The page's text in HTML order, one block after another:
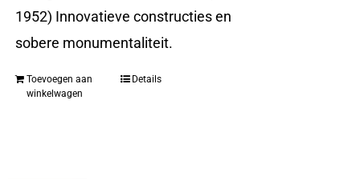
1952) Innovatieve constructies en
sobere monumentaliteit.
Toevoegen aan
winkelwagen
Details